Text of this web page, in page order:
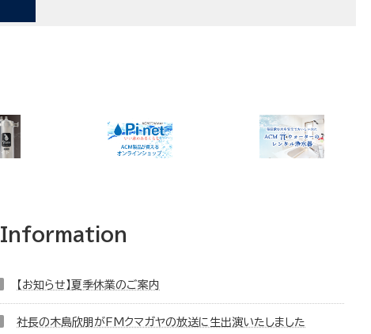
Information
【お知らせ】夏季休業のご案内
社長の木島欣朋がFMクマガヤの放送に生出演いたしました